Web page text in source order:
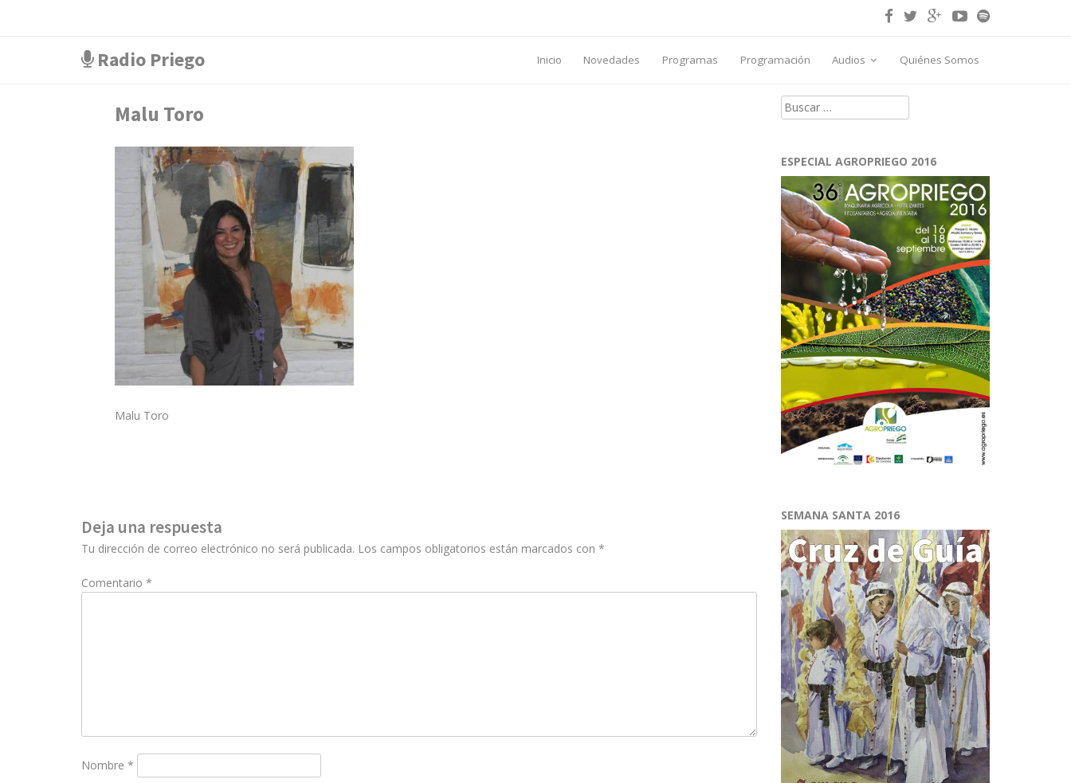
Radio Priego Inicio Novedades Programas Programación Audios Quiénes Somos
Malu Toro
Malu Toro
Deja una respuesta
Tu dirección de correo electrónico no será publicada. Los campos obligatorios están marcados con *
Comentario *
Nombre *
Buscar:
ESPECIAL AGROPRIEGO 2016
SEMANA SANTA 2016